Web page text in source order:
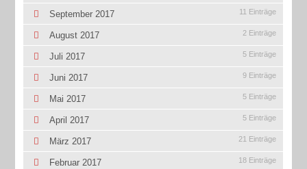
September 2017 11 Einträge
August 2017 2 Einträge
Juli 2017 5 Einträge
Juni 2017 9 Einträge
Mai 2017 5 Einträge
April 2017 5 Einträge
März 2017 21 Einträge
Februar 2017 18 Einträge